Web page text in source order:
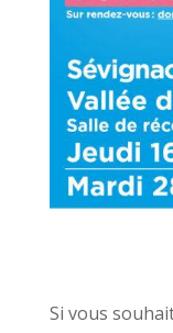
Si vous